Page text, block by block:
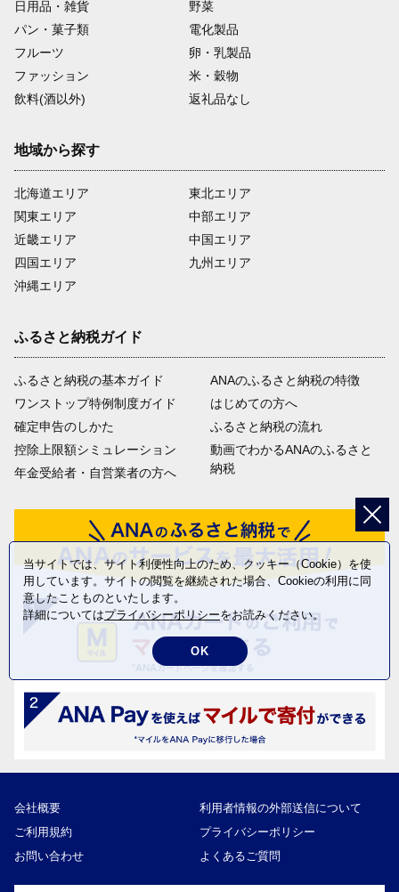
日用品・雑貨
野菜
パン・菓子類
電化製品
フルーツ
卵・乳製品
ファッション
米・穀物
飲料(酒以外)
返礼品なし
地域から探す
北海道エリア
関東エリア
近畿エリア
四国エリア
沖縄エリア
東北エリア
中部エリア
中国エリア
九州エリア
ふるさと納税ガイド
ふるさと納税の基本ガイド
ワンストップ特例制度ガイド
確定申告のしかた
控除上限額シミュレーション
年金受給者・自営業者の方へ
ANAのふるさと納税の特徴
はじめての方へ
ふるさと納税の流れ
動画でわかるANAのふるさと
納税
会社概要
利用者情報の外部送信について
ご利用規約
プライバシーポリシー
お問い合わせ
よくあるご質問
当サイトでは、サイト利便性向上のため、クッキー（Cookie）を使
用しています。サイトの閲覧を継続された場合、Cookieの利用に同
意したことものといたします。
詳細についてはプライバシーポリシーをお読みください。
OK